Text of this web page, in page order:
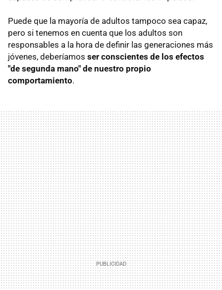
Puede que la mayoría de adultos tampoco sea capaz,
pero si tenemos en cuenta que los adultos son
responsables a la hora de definir las generaciones más
jóvenes, deberíamos ser conscientes de los efectos
"de segunda mano" de nuestro propio
comportamiento.